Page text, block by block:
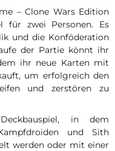
– Clone Wars Edition
für zwei Personen. Es
und die Konföderation
der Partie könnt ihr
ihr neue Karten mit
um erfolgreich den
und zerstören zu
in dem
und Sith
werden oder mit einer